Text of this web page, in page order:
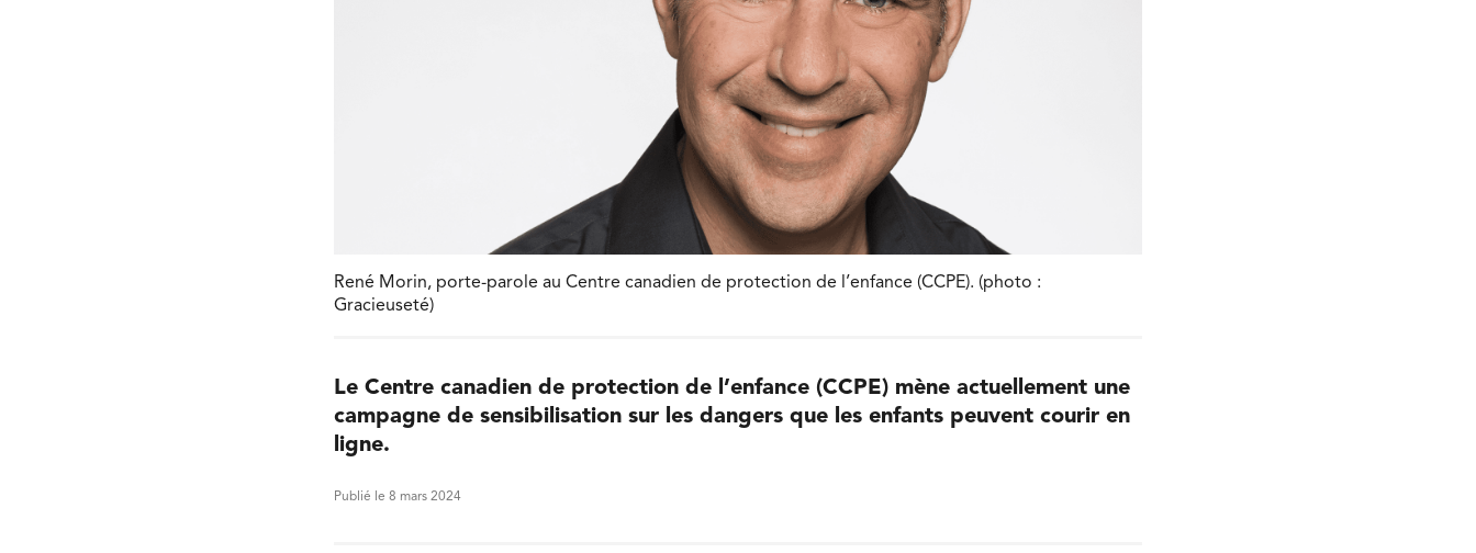
René Morin, porte-parole au Centre canadien de protection de l’enfance (CCPE). (photo :
Gracieuseté)
Le Centre canadien de protection de l’enfance (CCPE) mène actuellement une
campagne de sensibilisation sur les dangers que les enfants peuvent courir en
ligne.
Publié le 8 mars 2024